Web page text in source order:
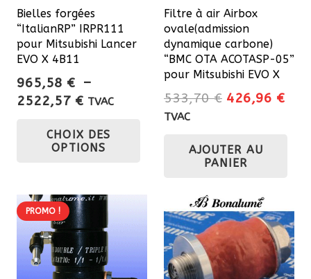
page
produit
Bielles forgées
“ItalianRP” IRPR111
pour Mitsubishi Lancer
EVO X 4B11
965,58 € –
2522,57 €Plage
prix :
965,58 €
TVAC
CHOIX DES
OPTIONS
variations.
options
peuvent
être
Filtre à air Airbox
ovale(admission
dynamique carbone)
“BMC OTA ACOTASP-05”
pour Mitsubishi EVO X
533,70€ Le
était :
533,70 €.
426,96 €Le
TVAC
AJOUTER AU
PANIER
PROMO !